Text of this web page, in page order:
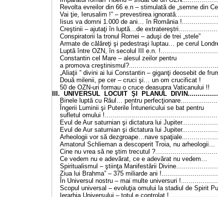
Revolta evreilor din 66 e.n – stimulată de
Vai ţie, Ierusalim !” – prevestirea
Iisus va domni 1.000 de ani… în România
Creştinii – ajutaţi în luptă…de
Conspiratorii la tronul Romei – aduşi de
Armate de călăreţi şi pedestraşi luptau… pe
Luptă între OZN, în secolul III e.n.
Constantin cel Mare – alesul zeilor pentru
a promova
„Aliaţii ” divini ai lui Constantin – giganţi deosebit
Două milenii, pe cer – cruci şi… un om
50 de OZN-uri formau o cruce deasupra
III. UNIVERSUL LOCUIT ŞI PLANUL
Binele luptă cu Răul… pentru
Îngerii Luminii şi Puterile Întunericului se bat pentru
sufletul omului
Evul de Aur saturnian şi dictatura lui
Evul de Aur saturnian şi dictatura lui
Arheologii vor să dezgroape…nave
Amatorul Schlieman a descoperit Troia, nu
Cine nu vrea să ne ştim trecutul
Ce vedem nu e adevărat, ce e adevărat
Spiritualismul – ştiinţa Manifestării
Ziua lui Brahma” – 375 miliarde ani
În Universul nostru – mai multe universuri
Scopul universal – evoluţia omului la stadiul
Ierarhia Universului – totul e controlat